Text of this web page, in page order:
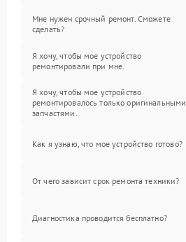
Мне нужен срочный ремонт. Сможете
сделать?
Я хочу, чтобы мое устройство
ремонтировали при мне.
Я хочу, чтобы мое устройство
ремонтировалось только оригинальными
запчастями.
Как я узнаю, что мое устройство готово?
От чего зависит срок ремонта техники?
Диагностика проводится бесплатно?